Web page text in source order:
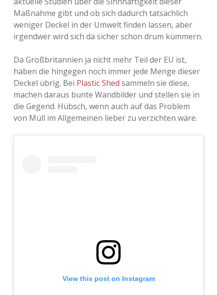
Visuelles
Wandnotizen
Adventskalender 2013
Adventskalender 2014
Adventskalender 2015
Adventskalender 2016
Adventskalender 2017
Adventskalender 2023
Maßnahme gibt und ob sich dadurch tatsächlich
weniger Deckel in der Umwelt finden lassen, aber
irgendwer wird sich da sicher schon drum kümmern.
Da Großbritannien ja nicht mehr Teil der EU ist,
haben die hingegen noch immer jede Menge dieser
Deckel übrig. Bei Plastic Shed sammeln sie diese,
machen daraus bunte Wandbilder und stellen sie in
die Gegend. Hübsch, wenn auch auf das Problem
von Müll im Allgemeinen lieber zu verzichten wäre.
View this post on Instagram